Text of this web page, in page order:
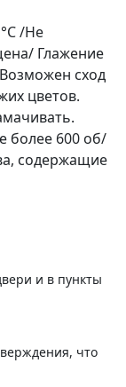
/Не
Глажение
сход
цветов.
более 600 об/
содержащие
и в пункты
что